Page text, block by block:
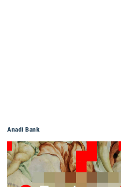
Anadi Bank